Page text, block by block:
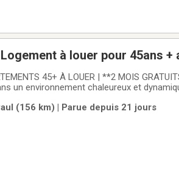
*2 mois gratuits * Logement à louer
45+ À LOUER | **2 MOIS
un environnement chaleureux et
bail sur nos
(156 km) | Parue depuis 21 jours